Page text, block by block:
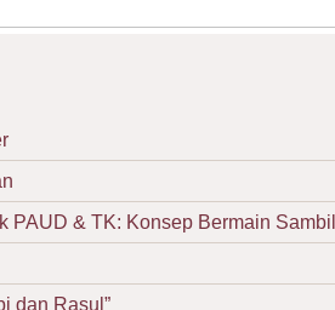
PAUD & TK: Konsep Bermain
dan Rasul”